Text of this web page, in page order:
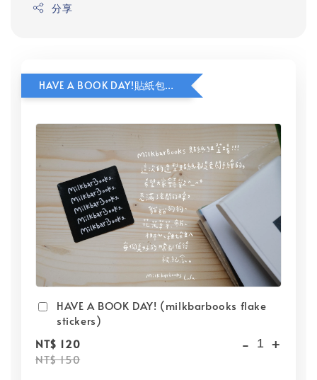
分享
HAVE A BOOK DAY!貼紙包加價購
HAVE A BOOK DAY! (milkbarbooks flake
stickers)
NT$ 120
NT$ 150
- +